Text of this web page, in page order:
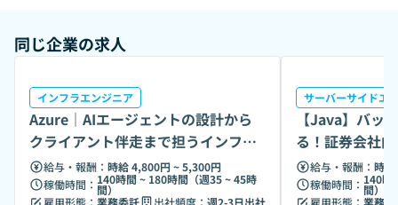
株式会社の企業理念は、「関わる皆さまの人生をより輝か
ことです。 • 社名の由来：「VOOM」は、「Boom（発展・
巻き起こる）」に「Victory（勝利）」や「Value（価値）」
の頭文字「V」を組み合わせた造語で、価値や勝利を巻き起
こし続けるという意味が込められています。 • 代表の想い：
代表取締役の津田昇吾氏は、多様な職種の経験を通じて、企
業環境が個人の生活や人生に大きな影響を与えることを実感
同じ企業の求人
インフラエンジニア
Azure｜AIエージェントの設計から
クライアント伴走まで担うインフラ
エンジニア
給与・報酬： 時給 4,800円 ~ 5,300円
稼働時間： 140時間 ~ 180時間（週35 ~ 45時
間）
雇用形態： 業務委託 出社頻度： 週2-3日出社
サーバーサイドエ
【Java】バッ
る！証券会社
アント開発
給与・報酬： 時
稼働時間： 140時
間）
雇用形態： 業務委